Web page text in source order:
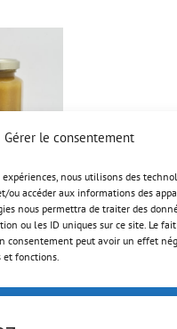
Gérer le consentement
nous utilisons des
ou accéder aux informations des
nous permettra de traiter des
ou les ID uniques sur ce site. Le
consentement peut avoir un effet
et fonctions.